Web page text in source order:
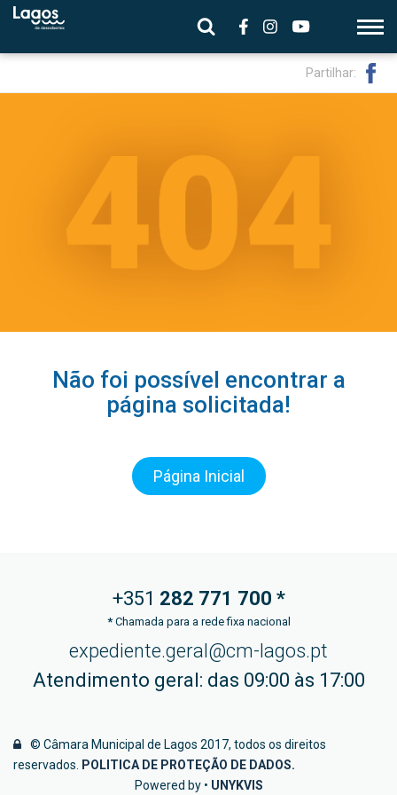
Partilhar:
Não foi possível encontrar a
página solicitada!
Página Inicial
+351 282 771 700 *
*Chamada para a rede fixa nacional
expediente.geral@cm-lagos.pt
Atendimento geral: das 09:00 às 17:00
© Câmara Municipal de Lagos 2017, todos os direitos
reservados.
POLITICA DE PROTEÇÃO DE DADOS.
Powered by • UNYKVIS